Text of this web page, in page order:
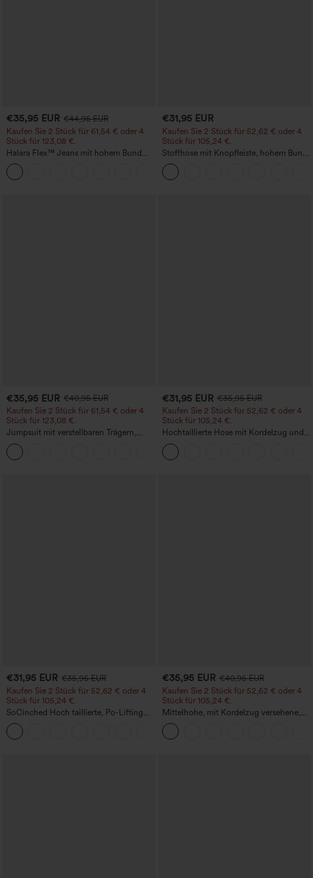
€35,95 EUR €44,95 EUR
Kaufen Sie 2 Stück für 61,54 € oder 4
Stück für 123,08 €.
Halara Flex™ Jeans mit hohem Bund
und Taschen, gewaschener, lässiger
Bootcut
€31,95 EUR
Kaufen Sie 2 Stück für 52,62 € oder 4
Stück für 105,24 €.
Stoffhose mit Knopfleiste, hohem Bund,
mehreren Taschen und geradem Bein
€35,95 EUR €40,95 EUR
Kaufen Sie 2 Stück für 61,54 € oder 4
Stück für 123,08 €.
Jumpsuit mit verstellbaren Trägern,
gerafftem Detail, weitem Bein und
meliertem Stoff, lässig, mit Taschen -
Easy Peezy
€31,95 EUR €35,95 EUR
Kaufen Sie 2 Stück für 52,62 € oder 4
Stück für 105,24 €.
Hochtaillierte Hose mit Kordelzug und
Taschen, weitem Bein, lässig und locker
in Leinenoptik
€31,95 EUR €35,95 EUR
Kaufen Sie 2 Stück für 52,62 € oder 4
Stück für 105,24 €.
SoCinched Hoch taillierte, Po-Lifting
7/8-Trainingsleggings mit
Bauchkontrolle und Seitentaschen
€35,95 EUR €40,95 EUR
Kaufen Sie 2 Stück für 52,62 € oder 4
Stück für 105,24 €.
Mittelhohe, mit Kordelzug versehene,
schnelltrocknende Golfhose mit schmal
zulaufendem Schnitt, abgerundetem
Saum und Taschen – UPF 40+